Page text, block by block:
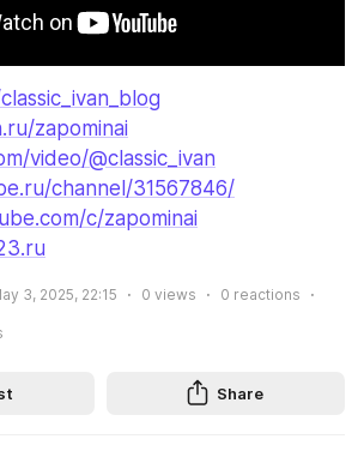
zapominai
video/@classic_ivan
channel/31567846/
c/zapominai
3, 2025, 22:15 0 views 0 reactions
Share